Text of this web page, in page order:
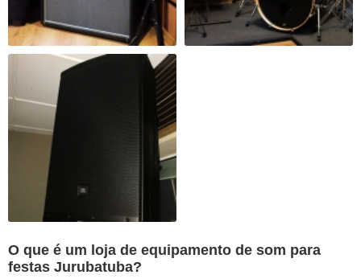
O que é um loja de equipamento de som para
festas Jurubatuba?